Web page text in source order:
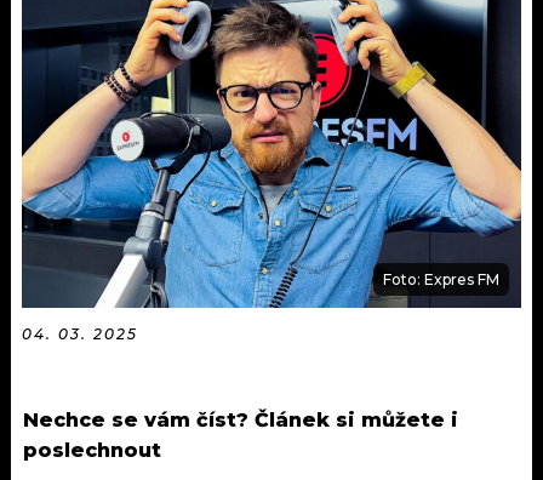
TRENDY
KULTURA
MIX
OSTATNÍ
JAK NALADIT
Foto: Expres FM
04. 03. 2025
Nechce se vám číst? Článek si můžete i
poslechnout